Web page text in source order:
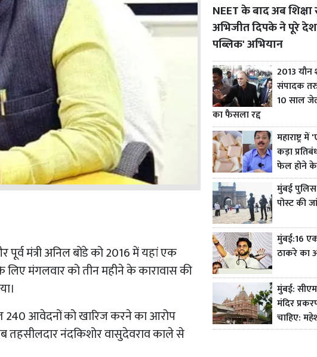
पूर्व मंत्री अनिल बोंडे को 2016 में यहां एक
मंगलवार को तीन महीने के कारावास की
240 आवेदनों को खारिज करने का आरोप
तहसीलदार नंदकिशोर वासुदेवराव काले से
NEET के बाद अब
अभिजीत दिपके ने पूरे
पब्लिक' अभियान
2013
संपादक
10 साल
का फैसला रद्द
महाराष्ट्र
कड़ा
फेल होने के
मुंबई
पोस्ट की
मुंबई:16
ठाकरे का
मुंबई:
मंदिर
चाहिए: